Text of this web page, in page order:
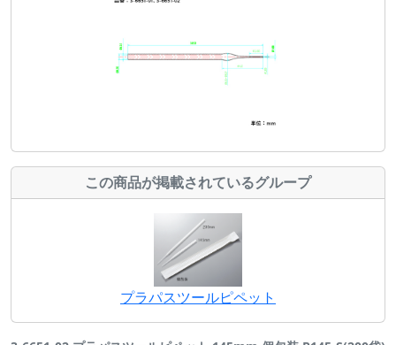
この商品が掲載されているグループ
プラパスツールピペット